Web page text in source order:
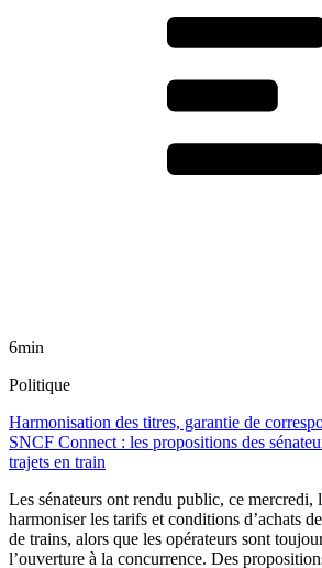
6min
Politique
Harmonisation des titres, garantie de
SNCF Connect : les propositions des
trajets en train
Les sénateurs ont rendu public, ce mercredi,
harmoniser les tarifs et conditions d’achats
de trains, alors que les opérateurs sont
l’ouverture à la concurrence. Des